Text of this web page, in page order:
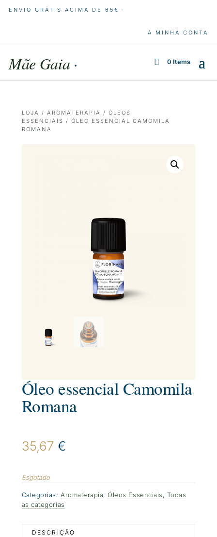
ENVIO GRÁTIS ACIMA DE 65€ ·
A MINHA CONTA
Mãe Gaia · 0 Items
LOJA / AROMATERAPIA /ÓLEOS
ESSENCIAIS / ÓLEO ESSENCIAL CAMOMILA
ROMANA
Óleo essencial Camomila
Romana
35,67 €
Esgotado
Categorias: Aromaterapia,Óleos Essenciais, Todas
as categorias
DESCRIÇÃO